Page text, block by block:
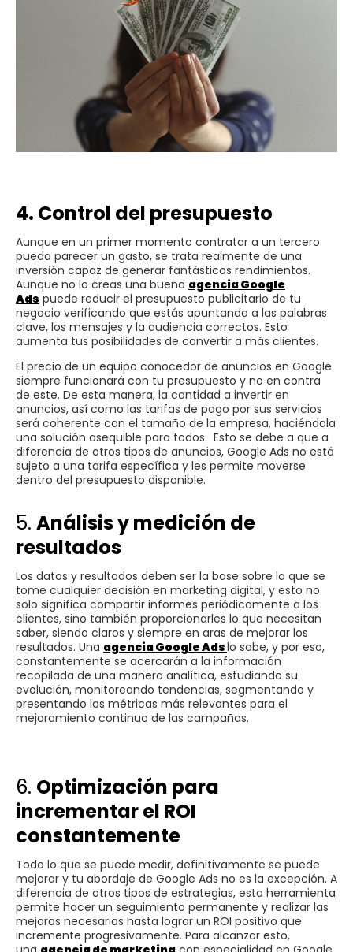
4. Control del presupuesto
Aunque en un primer momento contratar a un tercero
pueda parecer un gasto, se trata realmente de una
inversión capaz de generar fantásticos rendimientos.
Aunque no lo creas una buena agencia Google
Ads puede reducir el presupuesto publicitario de tu
negocio verificando que estás apuntando a las palabras
clave, los mensajes y la audiencia correctos. Esto
aumenta tus posibilidades de convertir a más clientes.
El precio de un equipo conocedor de anuncios en Google
siempre funcionará con tu presupuesto y no en contra
de este. De esta manera, la cantidad a invertir en
anuncios, así como las tarifas de pago por sus servicios
será coherente con el tamaño de la empresa, haciéndola
una solución asequible para todos. Esto se debe a que a
diferencia de otros tipos de anuncios, Google Ads no está
sujeto a una tarifa específica y les permite moverse
dentro del presupuesto disponible.
5. Análisis y medición de
resultados
Los datos y resultados deben ser la base sobre la que se
tome cualquier decisión en marketing digital, y esto no
solo significa compartir informes periódicamente a los
clientes, sino también proporcionarles lo que necesitan
saber, siendo claros y siempre en aras de mejorar los
resultados. Una agencia Google Adslo sabe, y por eso,
constantemente se acercarán a la información
recopilada de una manera analítica, estudiando su
evolución, monitoreando tendencias, segmentando y
presentando las métricas más relevantes para el
mejoramiento continuo de las campañas.
6. Optimización para
incrementar el ROI
constantemente
Todo lo que se puede medir, definitivamente se puede
mejorar y tu abordaje de Google Ads no es la excepción. A
diferencia de otros tipos de estrategias, esta herramienta
permite hacer un seguimiento permanente y realizar las
mejoras necesarias hasta lograr un ROI positivo que
incremente progresivamente. Para alcanzar esto,